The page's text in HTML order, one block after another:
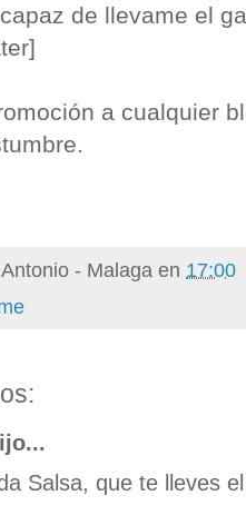
de llevame el
a cualquier
Antonio - Malaga en 17:00
Salsa, que te lleves